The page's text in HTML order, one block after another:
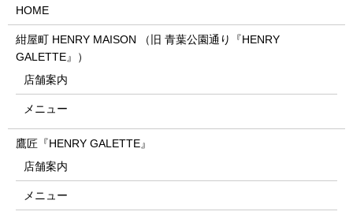
HOME
紺屋町 HENRY MAISON （旧 青葉公園通り『HENRY
GALETTE』）
店舗案内
メニュー
鷹匠『HENRY GALETTE』
店舗案内
メニュー